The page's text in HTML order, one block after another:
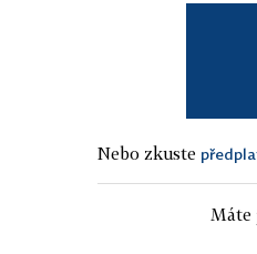
Nebo zkuste
Máte